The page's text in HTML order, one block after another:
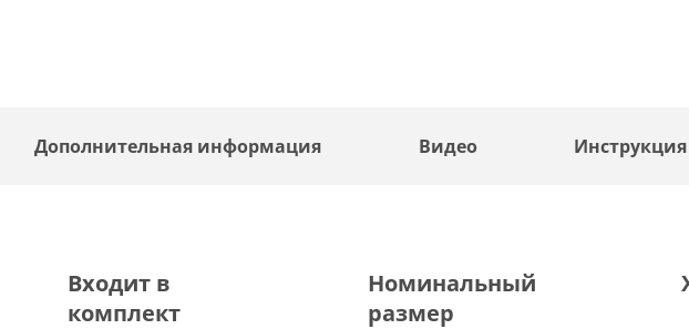
Дополнительная информация Видео Инструкция
Входит в
комплект
Номинальный
размер